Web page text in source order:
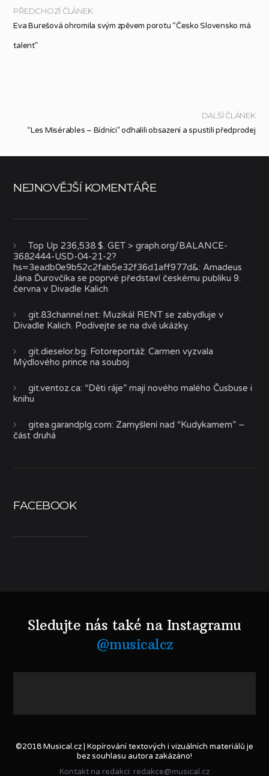
PŘEDCHOZÍ ČLÁNEK
Eva Burešová ohromila svým zpěvem porotu “Česko Slovensko má
talent”
DALŠÍ ČLÁNEK
“Les Misérables – Bídníci” odhalili obsazení a spustili předprodej
NEJNOVĚJŠÍ KOMENTÁŘE
Top Up 236,538 $. GET > graph.org/BALANCE-
3682444-USD-04-21-2?
hs=3eadb0e9b52c2fab5e32f36d1aff977d&:Amadeus
Jána Ďurovčíka se poprvé představí českému publiku 9.
června v Divadle Kalich
git.83channel.net: Muzikál RENT se zabydluje v
Divadle Kalich. Podívejte se na dvě ukázky.
git.dieselor.bg: Fotoreportáž: Carmen vyzvala
Mýdlového prince na souboj
git.ventoz.ca: “Děti ráje” mají nového malého Čusbuse i
knihu
gitea.garandplg.com: Zamyšlení nad “Kudykamem” –
část druhá
FACEBOOK
Sledujte nás také na Instagramu
@musicalcz
©2018 Musical.cz | Kopírování textových i vizuálních materiálů je
bez souhlasu autora zakázáno!
Kontakt na redakci: redakce@musical.cz